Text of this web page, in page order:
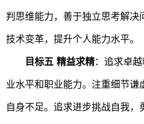
判思维能力，善于独立思考解决
技术变革，提升个人能力水平。
目标五 精益求精：追求卓
业水平和职业能力。注重细节谦
自身不足。追求进步挑战自我，